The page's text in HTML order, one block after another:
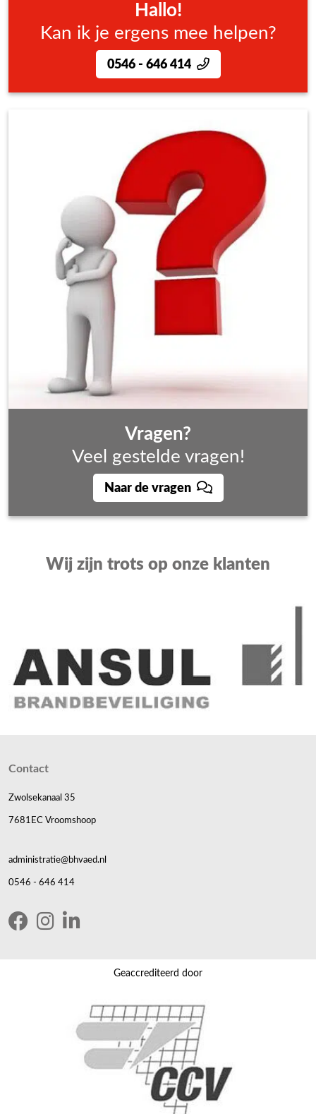
Hallo!
Kan ik je ergens mee helpen?
0546 - 646 414
Vragen?
Veel gestelde vragen!
Naar de vragen
Wij zijn trots op onze klanten
Contact
Zwolsekanaal 35
7681EC Vroomshoop
administratie@bhvaed.nl
0546 - 646 414
Geaccrediteerd door